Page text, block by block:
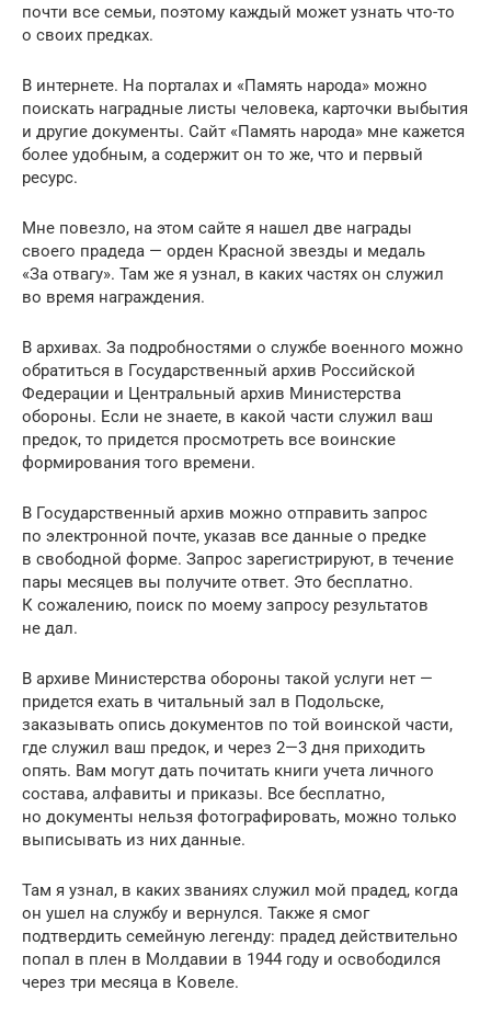
почти все семьи, поэтому каждый может узнать что-то
о своих предках.
В интернете. На порталах и «Память народа» можно
поискать наградные листы человека, карточки выбытия
и другие документы. Сайт «Память народа» мне кажется
более удобным, а содержит он то же, что и первый
ресурс.
Мне повезло, на этом сайте я нашел две награды
своего прадеда — орден Красной звезды и медаль
«За отвагу». Там же я узнал, в каких частях он служил
во время награждения.
В архивах. За подробностями о службе военного можно
обратиться в Государственный архив Российской
Федерации и Центральный архив Министерства
обороны. Если не знаете, в какой части служил ваш
предок, то придется просмотреть все воинские
формирования того времени.
В Государственный архив можно отправить запрос
по электронной почте, указав все данные о предке
в свободной форме. Запрос зарегистрируют, в течение
пары месяцев вы получите ответ. Это бесплатно.
К сожалению, поиск по моему запросу результатов
не дал.
В архиве Министерства обороны такой услуги нет —
придется ехать в читальный зал в Подольске,
заказывать опись документов по той воинской части,
где служил ваш предок, и через 2—3 дня приходить
опять. Вам могут дать почитать книги учета личного
состава, алфавиты и приказы. Все бесплатно,
но документы нельзя фотографировать, можно только
выписывать из них данные.
Там я узнал, в каких званиях служил мой прадед, когда
он ушел на службу и вернулся. Также я смог
подтвердить семейную легенду: прадед действительно
попал в плен в Молдавии в 1944 году и освободился
через три месяца в Ковеле.